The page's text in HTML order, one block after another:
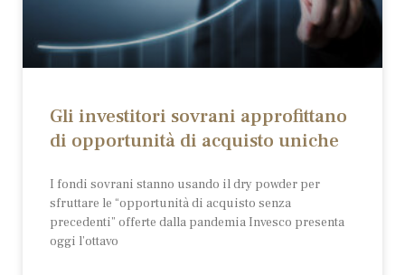
Gli investitori sovrani approfittano
di opportunità di acquisto uniche
I fondi sovrani stanno usando il dry powder per
sfruttare le “opportunità di acquisto senza
precedenti” offerte dalla pandemia Invesco presenta
oggi l’ottavo